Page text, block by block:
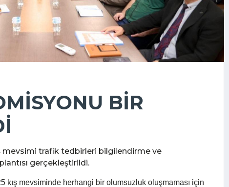
BİR
mevsimi trafik tedbirleri bilgilendirme ve
gerçekleştirildi.
kış mevsiminde herhangi bir olumsuzluk oluşmaması için